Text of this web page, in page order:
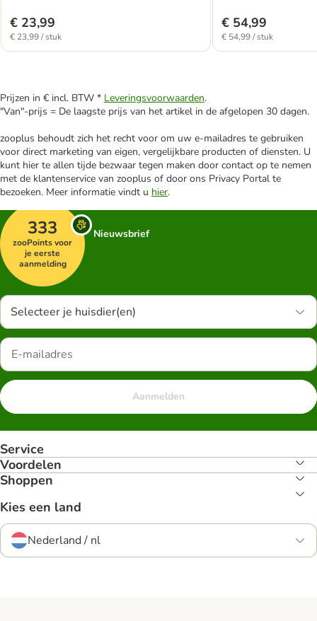
€ 23,99
€ 23,99 / stuk
€ 54,99
€ 54,99 / stuk
Prijzen in € incl. BTW * Leveringsvoorwaarden.
"Van"-prijs = De laagste prijs van het artikel in de afgelopen 30 dagen.
zooplus behoudt zich het recht voor om uw e-mailadres te gebruiken
voor direct marketing van eigen, vergelijkbare producten of diensten. U
kunt hier te allen tijde bezwaar tegen maken door contact op te nemen
met de klantenservice van zooplus of door ons Privacy Portal te
bezoeken. Meer informatie vindt u hier.
333
zooPoints voor
je eerste
aanmelding
Nieuwsbrief
Selecteer je huisdier(en)
Aanmelden
Service
Voordelen
Shoppen
Kies een land
Nederland / nl